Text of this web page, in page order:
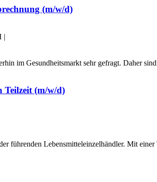
(m/w/d)
|
im Gesundheitsmarkt sehr gefragt. Daher
(m/w/d)
führenden Lebensmitteleinzelhändler. Mit